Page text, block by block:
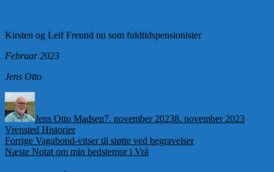
Kirsten og Leif Freund nu som fuldtidspensionister
Februar 2023
Jens Otto
Jens Otto Madsen7. november 20238. november 2023
Vrensted Historier
Indlægsnavigation
Forrige Forrige
indlæg:
Vagabond-vitser til støtte ved begravelser
Næste Næste
Notat om min bedstemor i Vrå